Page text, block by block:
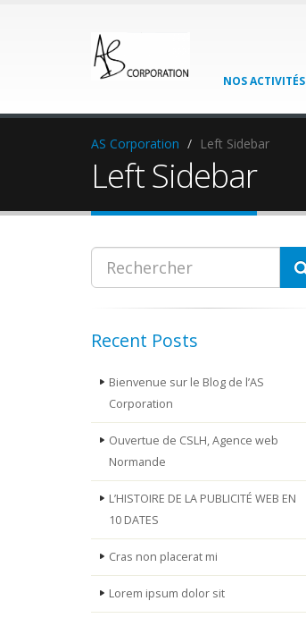
NOS ACTIVITÉS
AS Corporation Left Sidebar
Left Sidebar
Recent Posts
Bienvenue sur le Blog de l’AS
Corporation
Ouvertue de CSLH, Agence web
Normande
L’HISTOIRE DE LA PUBLICITÉ WEB EN
10 DATES
Cras non placerat mi
Lorem ipsum dolor sit